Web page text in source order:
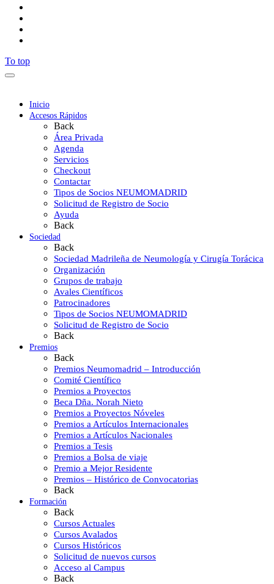
To top
Inicio
Accesos Rápidos
Back
Área Privada
Agenda
Servicios
Checkout
Contactar
Tipos de Socios NEUMOMADRID
Solicitud de Registro de Socio
Ayuda
Back
Sociedad
Back
Sociedad Madrileña de Neumología y Cirugía Torácica
Organización
Grupos de trabajo
Avales Científicos
Patrocinadores
Tipos de Socios NEUMOMADRID
Solicitud de Registro de Socio
Back
Premios
Back
Premios Neumomadrid – Introducción
Comité Científico
Premios a Proyectos
Beca Dña. Norah Nieto
Premios a Proyectos Nóveles
Premios a Artículos Internacionales
Premios a Artículos Nacionales
Premios a Tesis
Premios a Bolsa de viaje
Premio a Mejor Residente
Premios – Histórico de Convocatorias
Back
Formación
Back
Cursos Actuales
Cursos Avalados
Cursos Históricos
Solicitud de nuevos cursos
Acceso al Campus
Back